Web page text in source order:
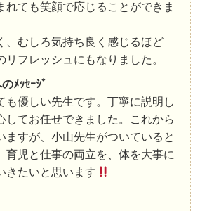
れても笑顔で応じることができま
、むしろ気持ち良く感じるほど
リフレッシュにもなりました。
ﾒｯｾｰｼﾞ
も優しい先生です。丁寧に説明し
してお任せできました。これから
ますが、小山先生がついていると
育児と仕事の両立を、体を大事に
きたいと思います